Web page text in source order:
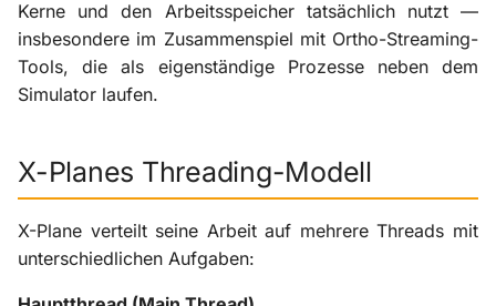
i
i
l
s
i
Nachher: Verteilung auf
mehrere Kerne
CPU-Budget bei Ortho-
Simulator-Prozess (X-
Plane)
Streaming-Prozess
(separates Programm)
X-ProTurb
KabinXP
Szenerie-Plugins
Via KVM
Kerne und den Arbeitsspeicher tatsächlich nutzt —
insbesondere im Zusammenspiel mit Ortho-Streaming-
Tools, die als eigenständige Prozesse neben dem
Simulator laufen.
X-Planes Threading-Modell
X-Plane verteilt seine Arbeit auf mehrere Threads mit
unterschiedlichen Aufgaben: